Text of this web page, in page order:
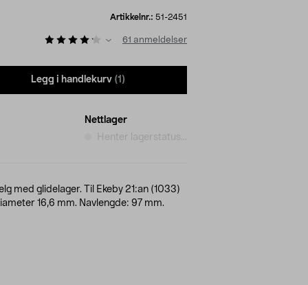
Artikkelnr.: 51-2451
61 anmeldelser
Legg i handlekurv (1)
Nettlager
Henter lagerstatus...
med glidelager. Til Ekeby 21:an (1033)
16,6 mm. Navlengde: 97 mm.